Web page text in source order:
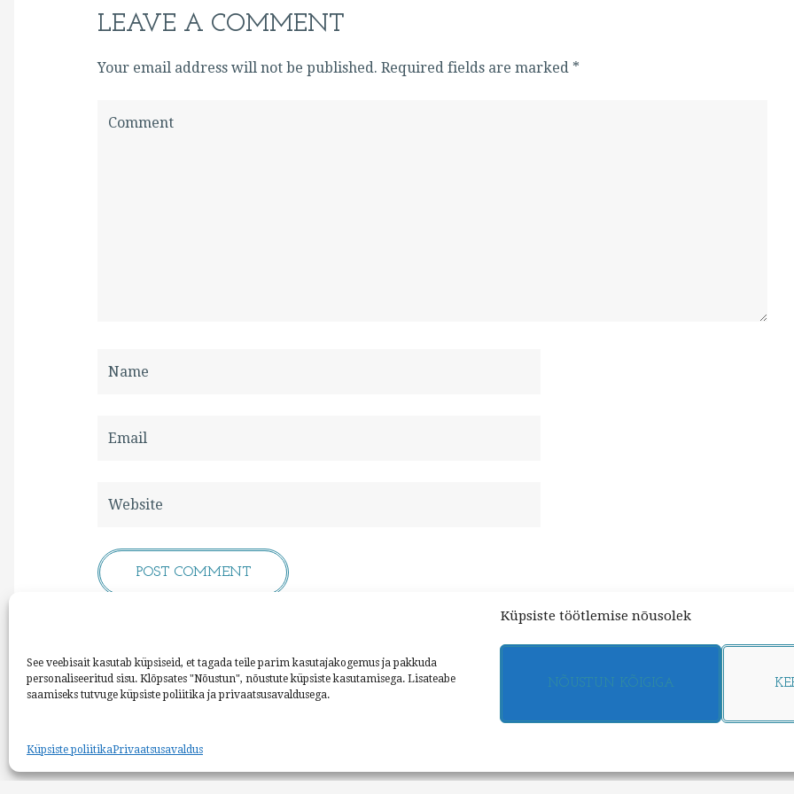
Küpsiste töötlemise nõusolek
See veebisait kasutab küpsiseid, et tagada teile parim kasutajakogemus ja pakkuda
personaliseeritud sisu. Klõpsates "Nõustun", nõustute küpsiste kasutamisega. Lisateabe
saamiseks tutvuge küpsiste poliitika ja privaatsusavaldusega.
NÕUSTUN KÕIGIGA
Küpsiste poliitikaPrivaatsusavaldus
LEAVE A COMMENT
Your email address will not be published. Required fields are marked *